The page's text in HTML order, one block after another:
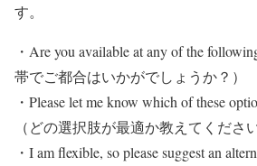
す。
・Are you available at any of the
帯でご都合はいかがでしょうか？）
・Please let me know which of these
（どの選択肢が最適か教えてください
・I am flexible, so please suggest an